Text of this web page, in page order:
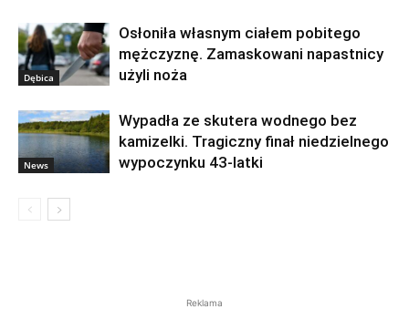
Dębica
Osłoniła własnym ciałem pobitego
mężczyznę. Zamaskowani napastnicy
użyli noża
News
Wypadła ze skutera wodnego bez
kamizelki. Tragiczny finał niedzielnego
wypoczynku 43-latki
Reklama